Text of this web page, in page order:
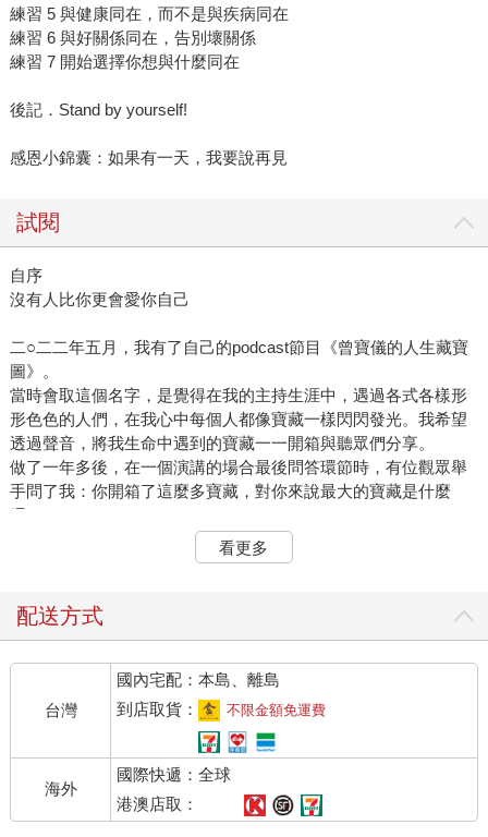
練習 5 與健康同在，而不是與疾病同在
練習 6 與好關係同在，告別壞關係
練習 7 開始選擇你想與什麼同在
後記．Stand by yourself!
感恩小錦囊：如果有一天，我要說再見
試閱
自序
沒有人比你更會愛你自己
二○二二年五月，我有了自己的podcast節目《曾寶儀的人生藏寶
圖》。
當時會取這個名字，是覺得在我的主持生涯中，遇過各式各樣形
形色色的人們，在我心中每個人都像寶藏一樣閃閃發光。我希望
透過聲音，將我生命中遇到的寶藏一一開箱與聽眾們分享。
做了一年多後，在一個演講的場合最後問答環節時，有位觀眾舉
手問了我：你開箱了這麼多寶藏，對你來說最大的寶藏是什麼
呢？
我記得我毫不猶豫理直氣壯地回答：我生命中最大的寶藏就是我
彿明白了什麼，所有人又都活了過來，然後跟著我一起振奮起
是的！我真心相信，我生命中最大的寶藏就是我自己！
那不只是這些年大家常掛在嘴邊的口號：要愛自己！而是我真真
切切明白，這個世界所有我需要探索追尋的，都在我自己身上。
那些在我身上發生的事，我遇到的人，最終，也只是要讓我照見
我自己。讓我明白：我是誰，我為什麼在這裡！
看到這你或許會猶豫，難道又是一本雞湯書？這年頭雞湯還不夠
多嗎？哈哈，這個問題其實我也常常在問自己（所以這本書才會
寫這麼久啊！）但一個多月前，我經歷了週期性的低潮（沒錯，
看更多
配送方式
台灣
國內宅配：本島、離島
到店取貨：
不限金額免運費
海外
國際快遞：全球
港澳店取：